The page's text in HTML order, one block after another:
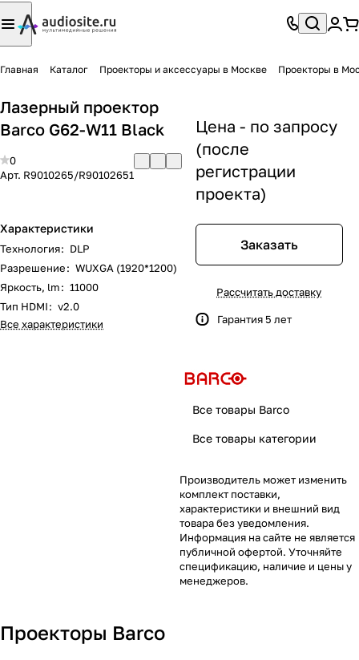
Главная Каталог Проекторы и аксессуары в Москве Проекторы в
Лазерный проектор
Barco G62-W11 Black
0
Арт. R9010265/R90102651
Характеристики
Технология: DLP
Разрешение: WUXGA (1920*1200)
Яркость, lm: 11000
Тип HDMI: v2.0
Все характеристики
Цена - по запросу
(после
регистрации
проекта)
Заказать
Рассчитать доставку
Гарантия 5 лет
Все товары Barco
Все товары категории
Производитель может изменить
комплект поставки,
характеристики и внешний вид
товара без уведомления.
Информация на сайте не является
публичной офертой. Уточняйте
спецификацию, наличие и цены у
менеджеров.
Проекторы Barco